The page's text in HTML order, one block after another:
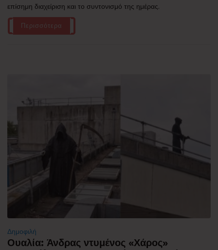
επίσημη διαχείριση και το συντονισμό της ημέρας.
Περισσότερα
Δημοφιλή
Ουαλία: Άνδρας ντυμένος «Χάρος»